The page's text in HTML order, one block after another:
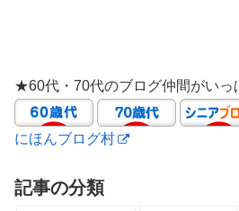
★60代・70代のブログ仲間がいっ
にほんブログ村
記事の分類